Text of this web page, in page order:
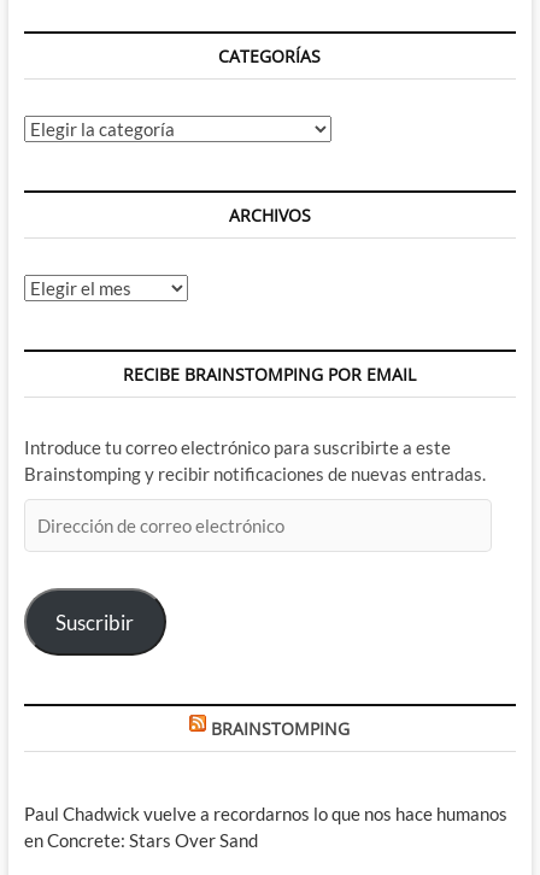
CATEGORÍAS
Categorías
ARCHIVOS
Archivos
RECIBE BRAINSTOMPING POR EMAIL
Introduce tu correo electrónico para suscribirte a este
Brainstomping y recibir notificaciones de nuevas entradas.
de
electrónico
Suscribir
BRAINSTOMPING
Paul Chadwick vuelve a recordarnos lo que nos hace humanos
en Concrete: Stars Over Sand